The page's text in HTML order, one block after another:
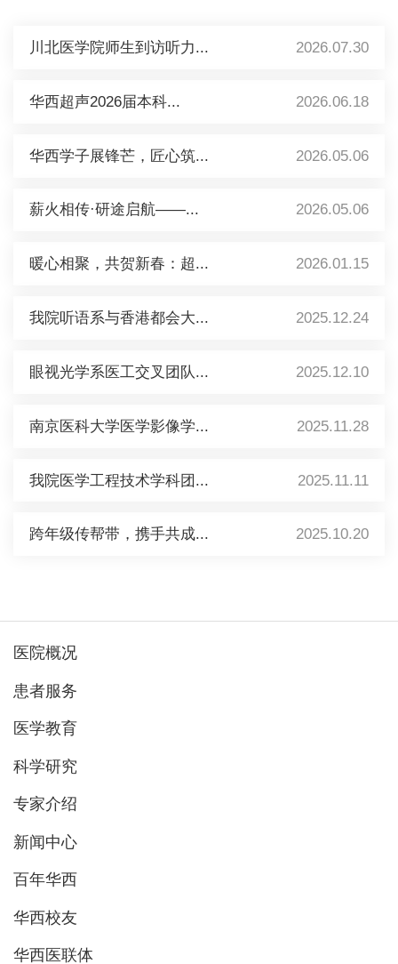
川北医学院师生到访听力... 2026.07.30
华西超声2026届本科... 2026.06.18
华西学子展锋芒，匠心筑... 2026.05.06
薪火相传·研途启航——... 2026.05.06
暖心相聚，共贺新春：超... 2026.01.15
我院听语系与香港都会大... 2025.12.24
眼视光学系医工交叉团队... 2025.12.10
南京医科大学医学影像学... 2025.11.28
我院医学工程技术学科团... 2025.11.11
跨年级传帮带，携手共成... 2025.10.20
医院概况
患者服务
医学教育
科学研究
专家介绍
新闻中心
百年华西
华西校友
华西医联体